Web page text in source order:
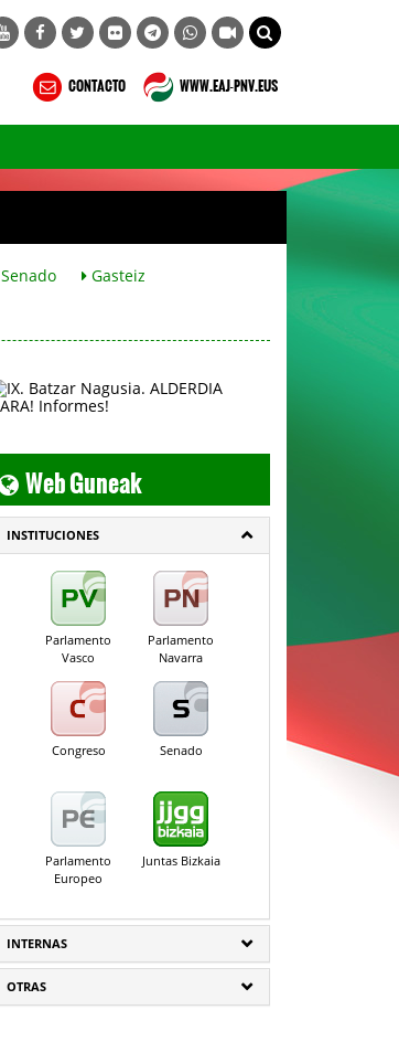
CONTACTO WWW.EAJ-PNV.EUS
Senado
Gasteiz
Web Guneak
INSTITUCIONES
Parlamento
Vasco
Parlamento
Navarra
Congreso Senado
Parlamento
Europeo
Juntas Bizkaia
INTERNAS
OTRAS